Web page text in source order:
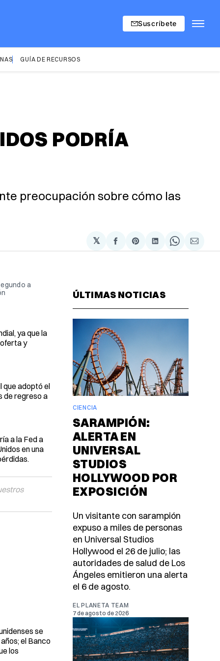
Suscríbete
GUÍA DE RECURSOS
PODRÍA
preocupación sobre cómo las
𝕏
Compartir
en
Share
on
Compartir
en
Share
on
via
a
ya que la
y
que adoptó el
de regreso a
a la Fed a
en una
se
el Banco
los
ÚLTIMAS NOTICIAS
CIENCIA
SARAMPIÓN:
ALERTA EN
UNIVERSAL
STUDIOS
HOLLYWOOD POR
EXPOSICIÓN
Un visitante con sarampión
expuso a miles de personas
en Universal Studios
Hollywood el 26 de julio; las
autoridades de salud de Los
Ángeles emitieron una alerta
el 6 de agosto.
EL PLANETA TEAM
7 de agosto de 2026